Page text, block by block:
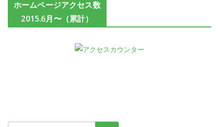
ホームページアクセス数
2015.6月〜（累計）